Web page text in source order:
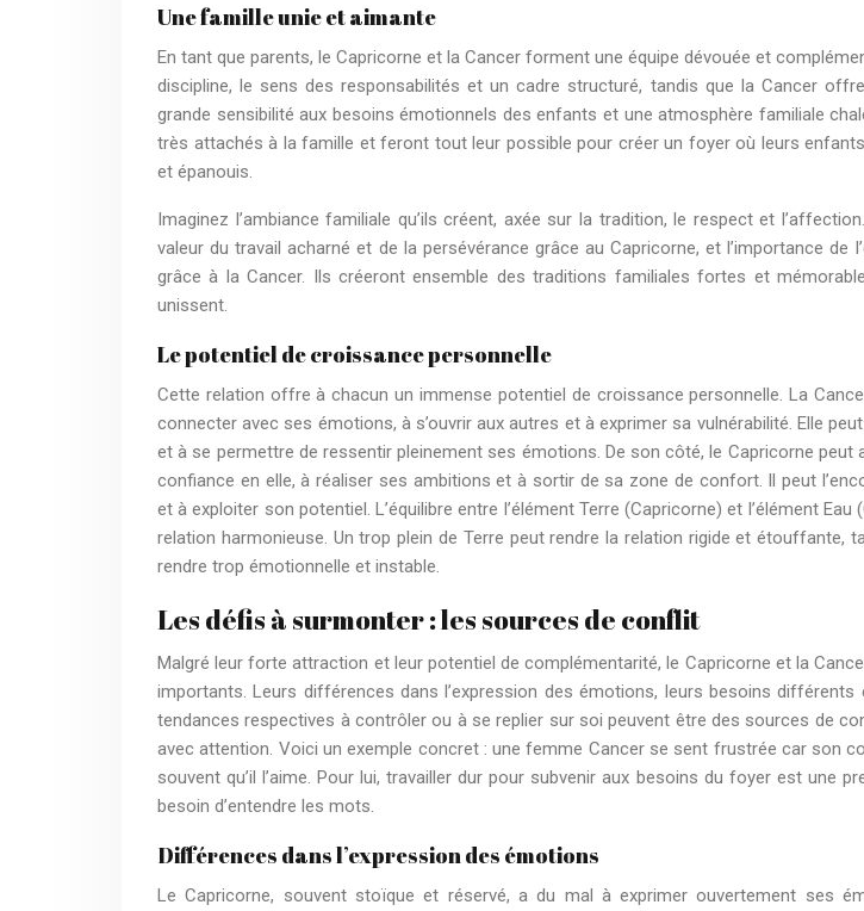
Une famille unie et aimante
En tant que parents, le Capricorne et la Cancer forment une équipe dévouée et
discipline, le sens des responsabilités et un cadre structuré, tandis que la Cancer
grande sensibilité aux besoins émotionnels des enfants et une atmosphère familiale
très attachés à la famille et feront tout leur possible pour créer un foyer où leurs
et épanouis.
Imaginez l’ambiance familiale qu’ils créent, axée sur la tradition, le respect et
valeur du travail acharné et de la persévérance grâce au Capricorne, et l’importance de
grâce à la Cancer. Ils créeront ensemble des traditions familiales fortes et
unissent.
Le potentiel de croissance personnelle
Cette relation offre à chacun un immense potentiel de croissance personnelle. La
connecter avec ses émotions, à s’ouvrir aux autres et à exprimer sa vulnérabilité. Elle
et à se permettre de ressentir pleinement ses émotions. De son côté, le Capricorne peut
confiance en elle, à réaliser ses ambitions et à sortir de sa zone de confort. Il peut
et à exploiter son potentiel. L’équilibre entre l’élément Terre (Capricorne) et l’élément
relation harmonieuse. Un trop plein de Terre peut rendre la relation rigide et étouffante,
rendre trop émotionnelle et instable.
Les défis à surmonter : les sources de conflit
Malgré leur forte attraction et leur potentiel de complémentarité, le Capricorne et la
importants. Leurs différences dans l’expression des émotions, leurs besoins différents
tendances respectives à contrôler ou à se replier sur soi peuvent être des sources de
avec attention. Voici un exemple concret : une femme Cancer se sent frustrée car son
souvent qu’il l’aime. Pour lui, travailler dur pour subvenir aux besoins du foyer est une
besoin d’entendre les mots.
Différences dans l’expression des émotions
Le Capricorne, souvent stoïque et réservé, a du mal à exprimer ouvertement ses